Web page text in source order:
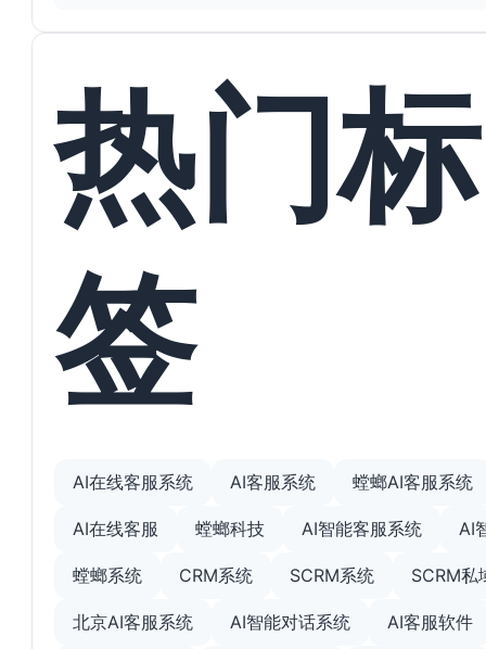
热门标
签
AI在线客服系统 AI客服系统 螳螂AI客服系统
AI在线客服 螳螂科技 AI智能客服系统 AI
螳螂系统 CRM系统 SCRM系统 SCRM私
北京AI客服系统 AI智能对话系统 AI客服软件